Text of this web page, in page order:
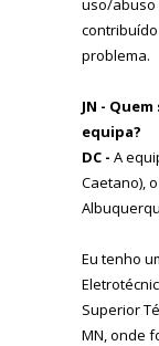
uso/abuso
problema.
JN -
equipa?
DC - A
Caetano),
Eu tenho
Superior
MN, onde